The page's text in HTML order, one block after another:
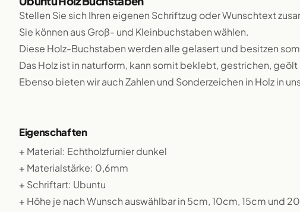
Stellen Sie sich Ihren eigenen Schriftzug oder Wunschtext
Sie können aus Groß- und Kleinbuchstaben wählen.
Diese Holz-Buchstaben werden alle gelasert und besitzen
Das Holz ist in naturform, kann somit beklebt, gestrichen,
Ebenso bieten wir auch Zahlen und Sonderzeichen in Holz in
Eigenschaften
+ Material: Echtholzfurnier dunkel
+ Materialstärke: 0,6mm
+ Schriftart: Ubuntu
+ Höhe je nach Wunsch auswählbar in 5cm, 10cm, 15cm und